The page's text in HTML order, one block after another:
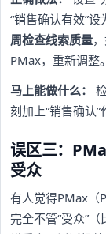
“销售确认有效”
周检查线索质量
PMax，重新调整。
马上能做什么：
刻加上“销售确认”
误区三：
受众
有人觉得PMax（
完全不管“受众”